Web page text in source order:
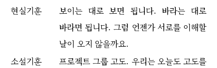
현실기훈
보이는 대로 보면 됩니다. 바라는 대로
바라면 됩니다. 그럼 언젠가 서로를 이해할
날이 오지 않을까요.
소설기훈
프로젝트 그룹 고도. 우리는 오늘도 고도를